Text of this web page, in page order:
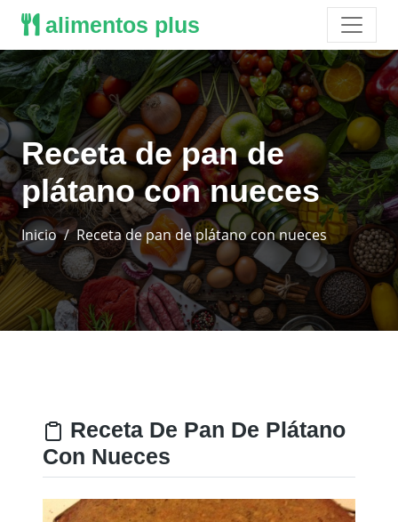
alimentos plus
Receta de pan de
plátano con nueces
Inicio Receta de pan de plátano con nueces
Receta De Pan De Plátano
Con Nueces